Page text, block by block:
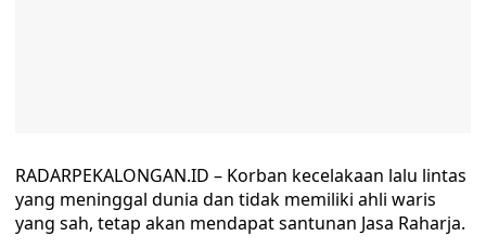
RADARPEKALONGAN.ID – Korban kecelakaan lalu lintas
yang meninggal dunia dan tidak memiliki ahli waris
yang sah, tetap akan mendapat santunan Jasa Raharja.